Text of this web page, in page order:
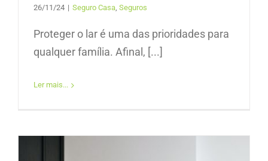
26/11/24 | Seguro Casa, Seguros
Proteger o lar é uma das prioridades para
qualquer família. Afinal, [...]
Ler mais...